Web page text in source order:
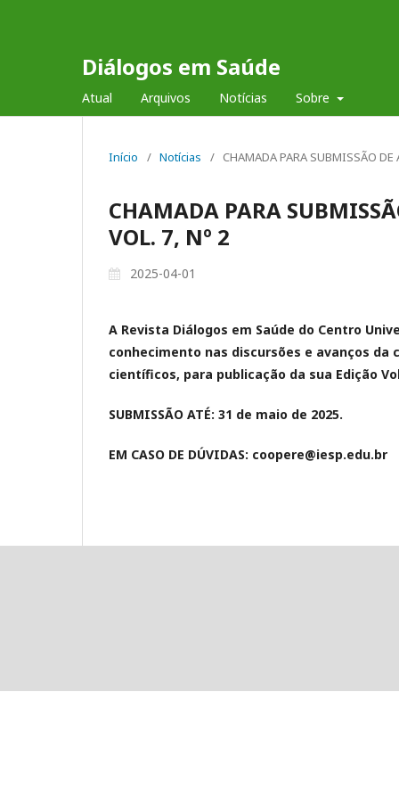
Diálogos em Saúde
Atual Arquivos Notícias Sobre
Início / Notícias / CHAMADA PARA SUBMISSÃO
CHAMADA PARA
VOL. 7, Nº 2
2025-04-01
A Revista Diálogos em Saúde do Centro
conhecimento nas discursões e avanços
científicos, para publicação da sua Edição
SUBMISSÃO ATÉ: 31 de maio de 2025.
EM CASO DE DÚVIDAS: coopere@iesp.edu.br